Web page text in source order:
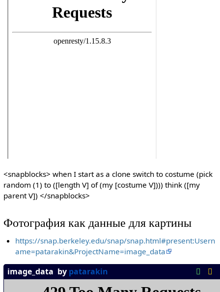
<snapblocks> when I start as a clone switch to costume (pick
random (1) to ([length V] of (my [costume V]))) think ([my
parent V]) </snapblocks>
Фотография как данные для картины
https://snap.berkeley.edu/snap/snap.html#present:Usern
ame=patarakin&ProjectName=image_data